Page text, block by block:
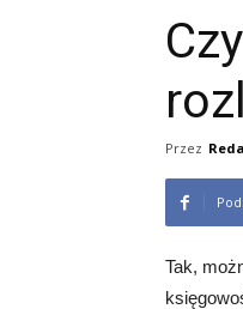
Przez
Tak,